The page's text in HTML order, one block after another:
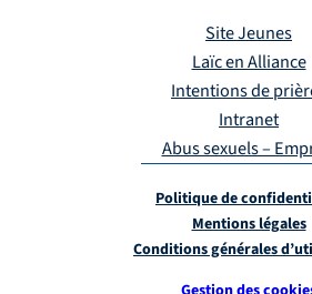
Site Jeunes
Laïc en Alliance
Intentions de
Intranet
Abus sexuels –
Politique de
Mentions légales
Conditions générales